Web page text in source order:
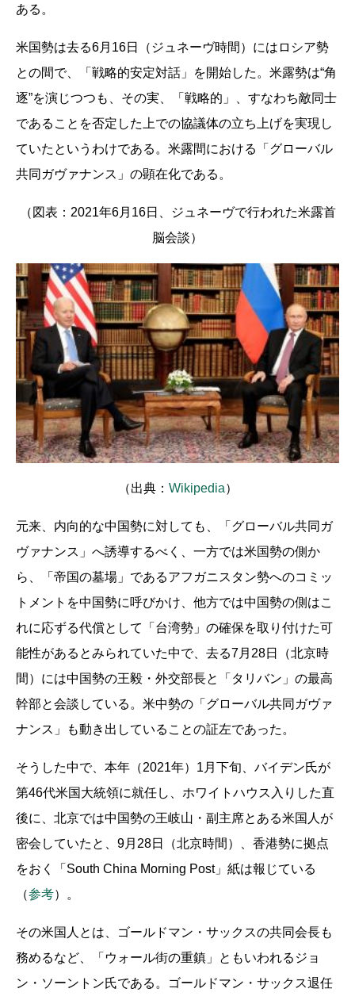
ある。
米国勢は去る6月16日（ジュネーヴ時間）にはロシア勢
との間で、「戦略的安定対話」を開始した。米露勢は“角
逐”を演じつつも、その実、「戦略的」、すなわち敵同士
であることを否定した上での協議体の立ち上げを実現し
ていたというわけである。米露間における「グローバル
共同ガヴァナンス」の顕在化である。
（図表：2021年6月16日、ジュネーヴで行われた米露首
脳会談）
（出典： Wikipedia）
元来、内向的な中国勢に対しても、「グローバル共同ガ
ヴァナンス」へ誘導するべく、一方では米国勢の側か
ら、「帝国の墓場」であるアフガニスタン勢へのコミッ
トメントを中国勢に呼びかけ、他方では中国勢の側はこ
れに応ずる代償として「台湾勢」の確保を取り付けた可
能性があるとみられていた中で、去る7月28日（北京時
間）には中国勢の王毅・外交部長と「タリバン」の最高
幹部と会談している。米中勢の「グローバル共同ガヴァ
ナンス」も動き出していることの証左であった。
そうした中で、本年（2021年）1月下旬、バイデン氏が
第46代米国大統領に就任し、ホワイトハウス入りした直
後に、北京では中国勢の王岐山・副主席とある米国人が
密会していたと、9月28日（北京時間）、香港勢に拠点
をおく「South China Morning Post」紙は報じている
（参考）。
その米国人とは、ゴールドマン・サックスの共同会長も
務めるなど、「ウォール街の重鎮」ともいわれるジョ
ン・ソーントン氏である。ゴールドマン・サックス退任